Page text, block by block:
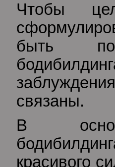
Чтобы
быть
связаны.
В
красивого